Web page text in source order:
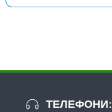
ТЕЛЕФОНИ: